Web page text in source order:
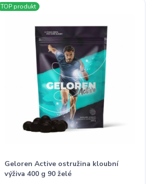
TOP produkt
Geloren Active ostružina kloubní
výživa 400 g 90 želé